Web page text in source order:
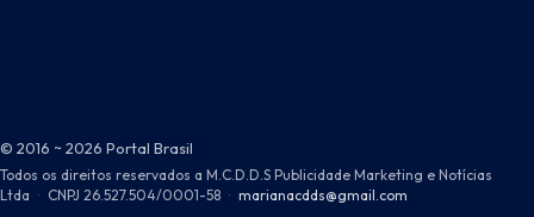
© 2016 ~ 2026 Portal Brasil
Todos os direitos reservados a M.C.D.D.S Publicidade Marketing e Notícias
Ltda · CNPJ 26.527.504/0001-58 · marianacdds@gmail.com